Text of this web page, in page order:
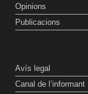
Opinions
Publicacions
Avís legal
Canal de l’informant